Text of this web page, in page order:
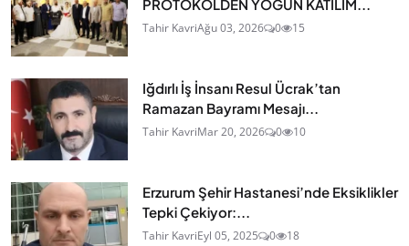
PROTOKOLDEN YOĞUN KATILIM...
Tahir KavriAğu 03, 2026 0 15
Iğdırlı İş İnsanı Resul Ücrak’tan
Ramazan Bayramı Mesajı...
Tahir KavriMar 20, 2026 0 10
Erzurum Şehir Hastanesi’nde Eksiklikler
Tepki Çekiyor:...
Tahir KavriEyl 05, 2025 0 18